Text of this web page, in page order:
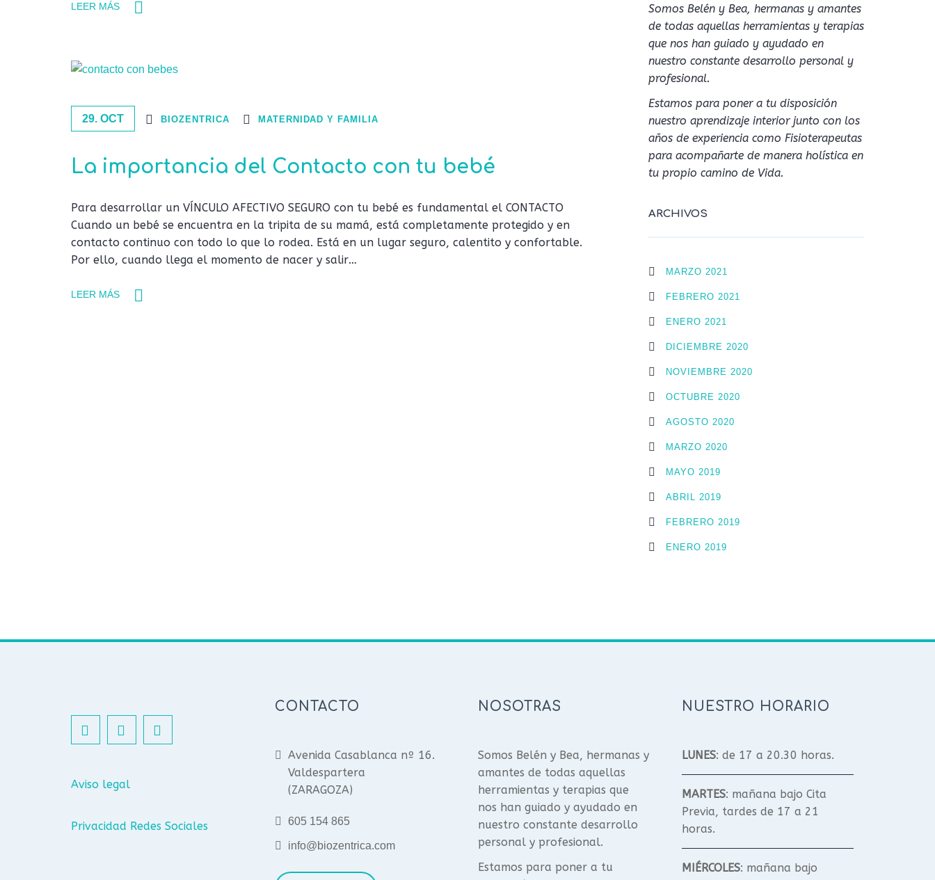
LEER MÁS
29. OCT BIOZENTRICA MATERNIDAD Y FAMILIA
La importancia del Contacto con tu bebé
Para desarrollar un VÍNCULO AFECTIVO SEGURO con tu bebé es fundamental el CONTACTO
Cuando un bebé se encuentra en la tripita de su mamá, está completamente protegido y en
contacto continuo con todo lo que lo rodea. Está en un lugar seguro, calentito y confortable.
Por ello, cuando llega el momento de nacer y salir…
LEER MÁS
Somos Belén y Bea, hermanas y amantes
de todas aquellas herramientas y terapias
que nos han guiado y ayudado en
nuestro constante desarrollo personal y
profesional.
Estamos para poner a tu disposición
nuestro aprendizaje interior junto con los
años de experiencia como Fisioterapeutas
para acompañarte de manera holística en
tu propio camino de Vida.
ARCHIVOS
MARZO 2021
FEBRERO 2021
ENERO 2021
DICIEMBRE 2020
NOVIEMBRE 2020
OCTUBRE 2020
AGOSTO 2020
MARZO 2020
MAYO 2019
ABRIL 2019
FEBRERO 2019
ENERO 2019
Aviso legal
Privacidad Redes Sociales
CONTACTO
Avenida Casablanca nº 16.
Valdespartera
(ZARAGOZA)
605 154 865
info@biozentrica.com
NOSOTRAS
Somos Belén y Bea, hermanas y
amantes de todas aquellas
herramientas y terapias que
nos han guiado y ayudado en
nuestro constante desarrollo
personal y profesional.
Estamos para poner a tu
NUESTRO HORARIO
LUNES: de 17 a 20.30 horas.
MARTES: mañana bajo Cita
Previa, tardes de 17 a 21
horas.
MIÉRCOLES: mañana bajo